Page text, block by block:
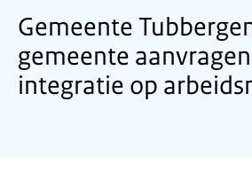
Gemeente
gemeente
integratie op